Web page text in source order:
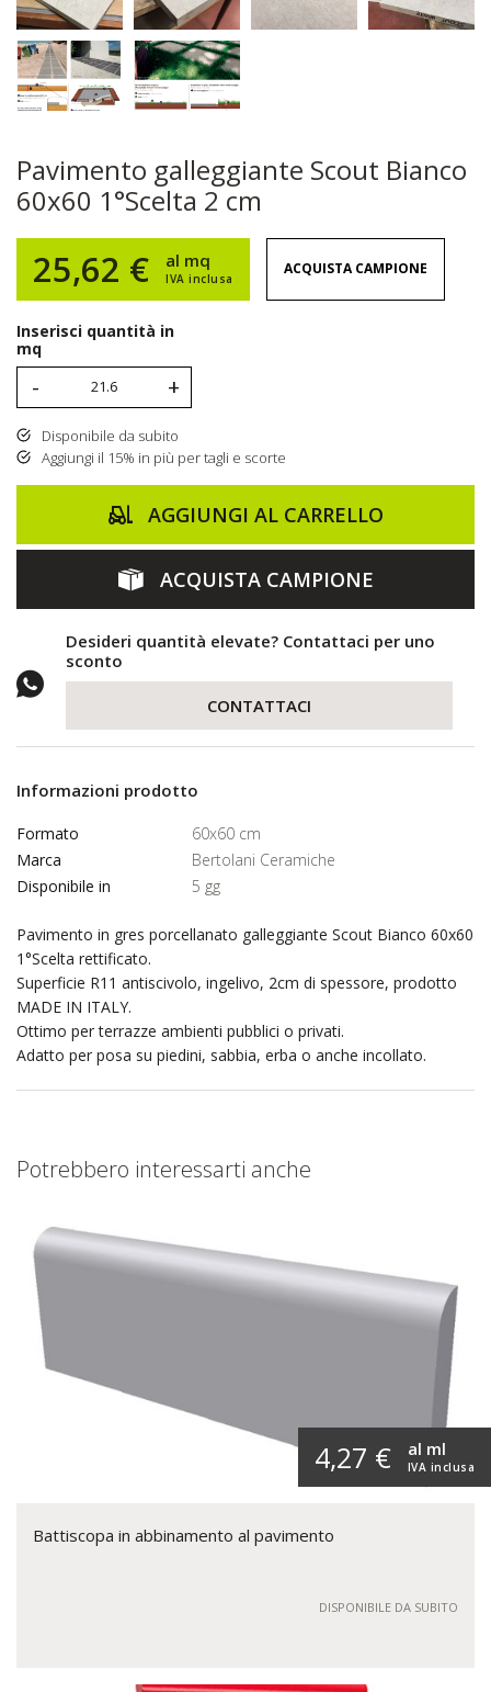
Pavimento galleggiante Scout Bianco
60x60 1°Scelta 2 cm
25,62 € IVA inclusa
al mq ACQUISTA CAMPIONE
Inserisci quantità in
mq
- +
Disponibile da subito
Aggiungi il 15% in più per tagli e scorte
AGGIUNGI AL CARRELLO
ACQUISTA CAMPIONE
Desideri quantità elevate? Contattaci per uno
sconto
CONTATTACI
Informazioni prodotto
Formato
60x60 cm
Marca
Bertolani Ceramiche
Disponibile in
5 gg
Pavimento in gres porcellanato galleggiante Scout Bianco 60x60
1°Scelta rettificato.
Superficie R11 antiscivolo, ingelivo, 2cm di spessore, prodotto
MADE IN ITALY.
Ottimo per terrazze ambienti pubblici o privati.
Adatto per posa su piedini, sabbia, erba o anche incollato.
Potrebbero interessarti anche
4,27 € IVA inclusa
al ml
Battiscopa in abbinamento al pavimento
DISPONIBILE DA SUBITO